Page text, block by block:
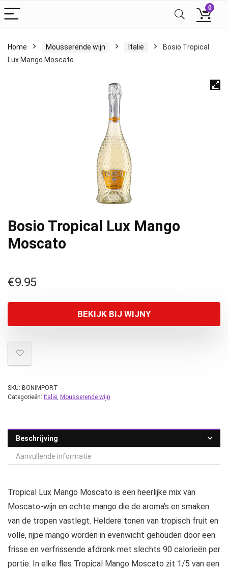
0
Home Mousserende wijn Italië
Bosio Tropical
Lux Mango Moscato
Bosio Tropical Lux Mango
Moscato
€9.95
BEKIJK BIJ WIJNY
SKU: BONIMPORT
Categorieën: Italië, Mousserende wijn
Beschrijving
Aanvullende informatie
Tropical Lux Mango Moscato is een heerlijke mix van
Moscato-wijn en echte mango die de aroma’s en smaken
van de tropen vastlegt. Heldere tonen van tropisch fruit en
volle, rijpe mango worden in evenwicht gehouden door een
frisse en verfrissende afdronk met slechts 90 calorieën per
portie. In elke fles Tropical Mango Moscato zit 1/5 van een